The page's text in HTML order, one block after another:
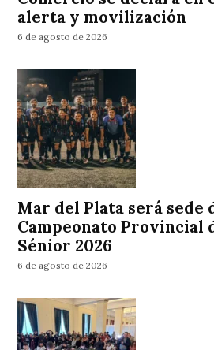
alerta y movilización
6 de agosto de 2026
Mar del Plata será sede
Campeonato Provincial
Sénior 2026
6 de agosto de 2026